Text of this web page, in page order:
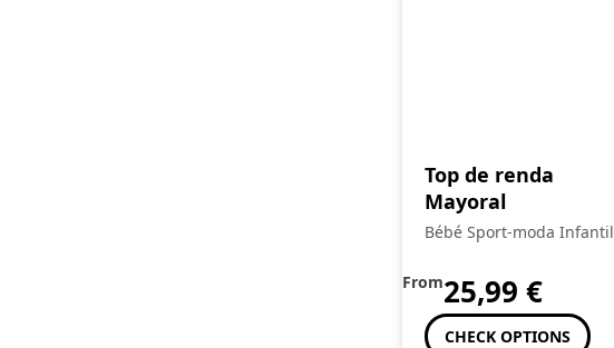
Top de renda
Mayoral
Bébé Sport-moda Infantil
From25,99 €
CHECK OPTIONS